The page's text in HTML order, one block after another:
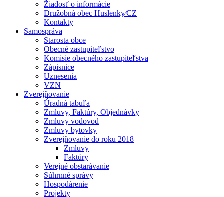
Žiadosť o informácie
Družobná obec Huslenky⁄CZ
Kontakty
Samospráva
Starosta obce
Obecné zastupiteľstvo
Komisie obecného zastupiteľstva
Zápisnice
Uznesenia
VZN
Zverejňovanie
Úradná tabuľa
Zmluvy, Faktúry, Objednávky
Zmluvy vodovod
Zmluvy bytovky
Zverejňovanie do roku 2018
Zmluvy
Faktúry
Verejné obstarávanie
Súhrnné správy
Hospodárenie
Projekty